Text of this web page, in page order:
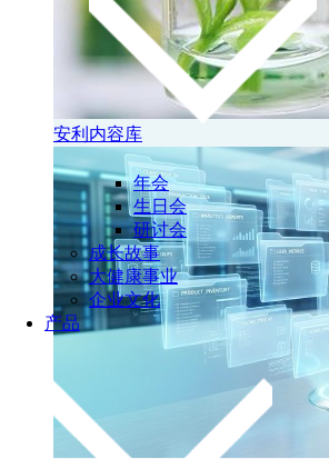
安利内容库
年会
生日会
研讨会
成长故事
大健康事业
企业文化
产品